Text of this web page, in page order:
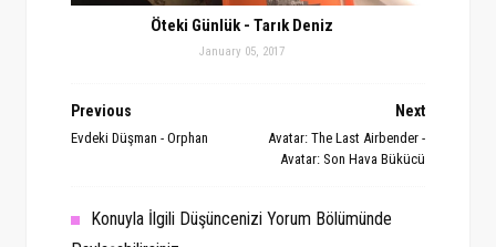
Öteki Günlük - Tarık Deniz
January 05, 2017
Next
Avatar: The Last Airbender -
Avatar: Son Hava Bükücü
Previous
Evdeki Düşman - Orphan
Konuyla İlgili Düşüncenizi Yorum Bölümünde